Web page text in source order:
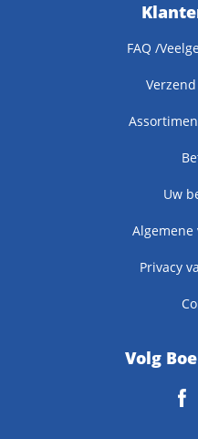
FAQ /
Uw
Algemene
Privacy
Volg